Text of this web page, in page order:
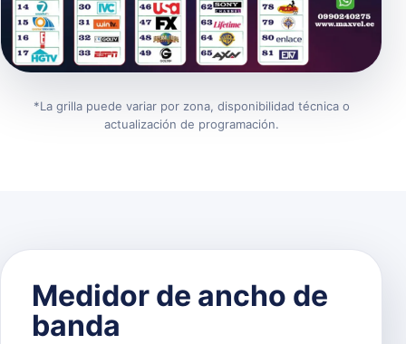
*La grilla puede variar por zona, disponibilidad técnica o
actualización de programación.
Medidor de ancho de
banda